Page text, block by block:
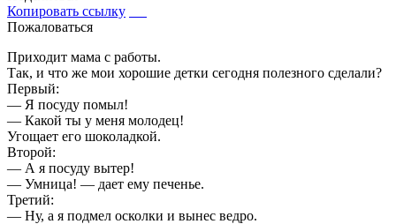
Копировать ссылку
Пожаловаться
Приходит мама с работы.
Так, и что же мои хорошие детки сегодня полезного сделали?
Первый:
— Я посуду помыл!
— Какой ты у меня молодец!
Угощает его шоколадкой.
Второй:
— А я посуду вытер!
— Умница! — дает ему печенье.
Третий:
— Ну, а я подмел осколки и вынес ведро.